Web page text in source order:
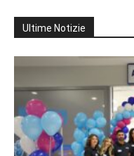
Ultime Notizie